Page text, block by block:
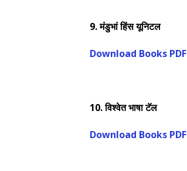
9.मंडुभां हिंस यूनिटल
Download Books PDF
10.विश्वेत भाषा टॅल
Download Books PDF